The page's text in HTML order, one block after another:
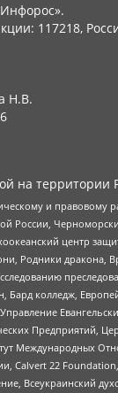
117218,
Н.В.
на территории
и правовому
России,
центр
Родники дракона,
Бард колледж,
Предприятий,
Международных
22 Foundation,
Всеукраинский